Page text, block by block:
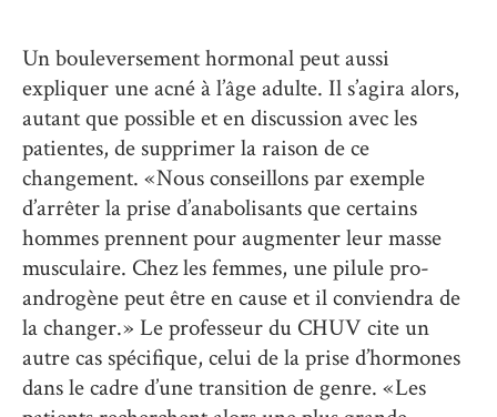
Un bouleversement hormonal peut aussi
expliquer une acné à l’âge adulte. Il s’agira alors,
autant que possible et en discussion avec les
patientes, de supprimer la raison de ce
changement. « Nous conseillons par exemple
d’arrêter la prise d’anabolisants que certains
hommes prennent pour augmenter leur masse
musculaire. Chez les femmes, une pilule pro-
androgène peut être en cause et il conviendra de
la changer. » Le professeur du CHUV cite un
autre cas spécifique, celui de la prise d’hormones
dans le cadre d’une transition de genre. « Les